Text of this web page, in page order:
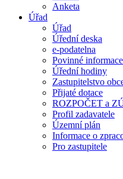
Anketa
Úřad
Úřad
Úřední deska
e-podatelna
Povinné informace
Úřední hodiny
Zastupitelstvo
Přijaté dotace
ROZPOČET a
Profil zadavatele
Územní plán
Informace o
Pro zastupitele